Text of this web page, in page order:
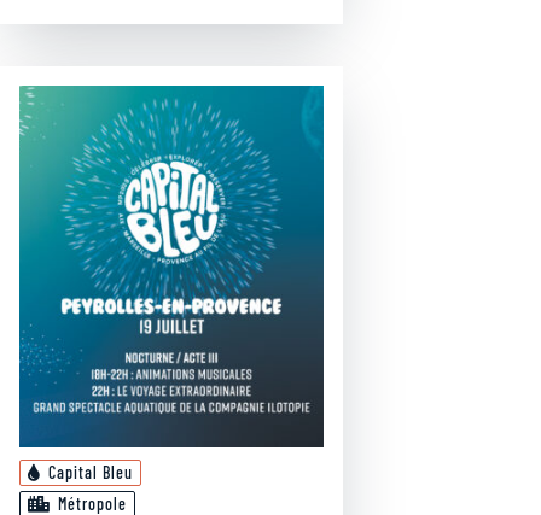
Capital Bleu
Métropole